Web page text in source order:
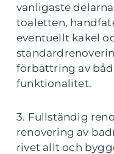
vanligaste
toaletten,
eventuellt kakel
förbättring av
funktionalitet.
3. Fullständig
renovering av
rivet allt och